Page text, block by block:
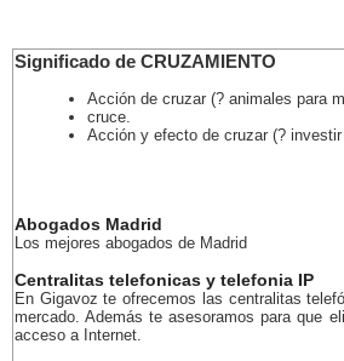
Significado de CRUZAMIENTO
Acción de cruzar (? animales para
cruce.
Acción y efecto de cruzar (?
Abogados Madrid
Los mejores abogados de Madrid
Centralitas telefonicas y telefonia IP
En Gigavoz te ofrecemos las centralitas
mercado. Además te asesoramos para que
acceso a Internet.